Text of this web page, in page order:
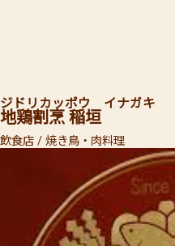
地鶏割烹 稲垣
ジドリカッポウ イナガキ
飲食店 / 焼き鳥・肉料理